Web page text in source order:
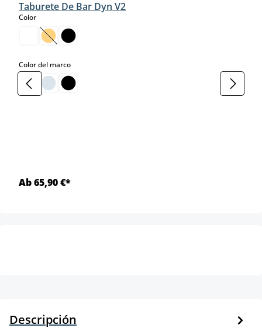
Taburete De Bar Dyn V2
Colorselect
(Esta opción no está disponible en este momento.)
Color del marcoselect
Ab 65,90 €*
Descripción